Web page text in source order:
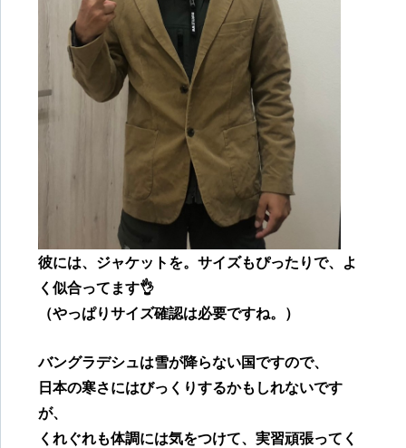
彼には、ジャケットを。サイズもぴったりで、よ
く似合ってます👌
（やっぱりサイズ確認は必要ですね。）
バングラデシュは雪が降らない国ですので、
日本の寒さにはびっくりするかもしれないです
が、
くれぐれも体調には気をつけて、実習頑張ってく